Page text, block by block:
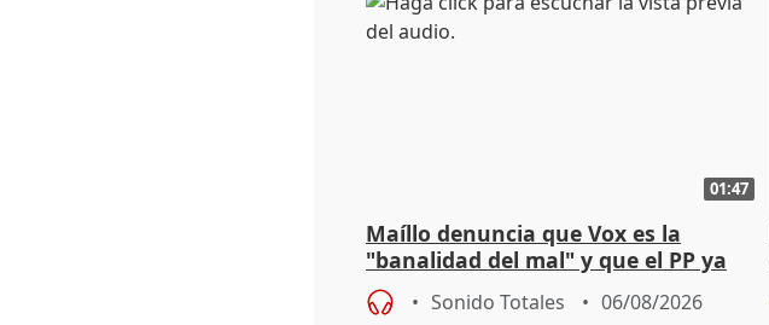
01:47
Maíllo denuncia que Vox es la
"banalidad del mal" y que el PP ya
asume todas sus tesis
Sonido Totales 06/08/2026